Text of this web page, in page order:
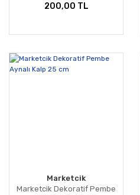
200,00 TL
Marketcik
Marketcik Dekoratif Pembe